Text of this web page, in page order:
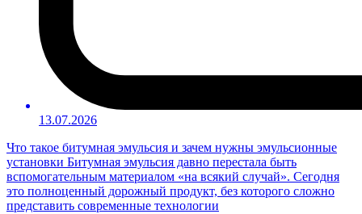
13.07.2026
Что такое битумная эмульсия и зачем нужны эмульсионные
установки Битумная эмульсия давно перестала быть
вспомогательным материалом «на всякий случай». Сегодня
это полноценный дорожный продукт, без которого сложно
представить современные технологии